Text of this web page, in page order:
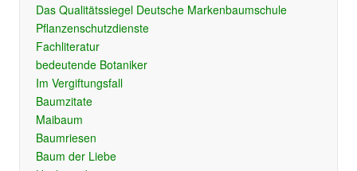
Das Qualitätssiegel Deutsche Markenbaumschule
Pflanzenschutzdienste
Fachliteratur
bedeutende Botaniker
Im Vergiftungsfall
Baumzitate
Maibaum
Baumriesen
Baum der Liebe